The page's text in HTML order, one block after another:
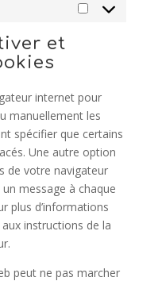
Marketing
et
internet pour
manuellement les
spécifier que certains
Une autre option
de votre navigateur
message à chaque
plus d’informations
instructions de la
peut ne pas marcher